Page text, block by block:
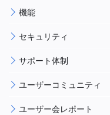
機能
セキュリティ
サポート体制
ユーザーコミュニティ
ユーザー会レポート